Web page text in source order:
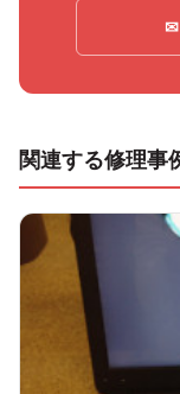
✉
関連する修理事